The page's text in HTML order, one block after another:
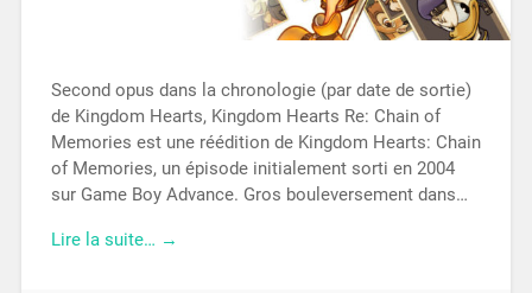
Second opus dans la chronologie (par date de sortie)
de Kingdom Hearts, Kingdom Hearts Re: Chain of
Memories est une réédition de Kingdom Hearts: Chain
of Memories, un épisode initialement sorti en 2004
sur Game Boy Advance. Gros bouleversement dans…
Lire la suite… →